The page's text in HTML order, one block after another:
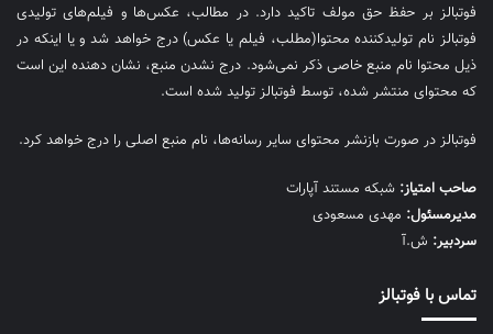
فوتبالز بر حفظ حق مولف تاکید دارد. در مطالب، عکس‌ها و فیلم‌های تولیدی
فوتبالز نام تولیدکننده محتوا(مطلب، فیلم یا عکس) درج خواهد شد و یا اینکه در
ذیل محتوا نام منبع خاصی ذکر نمی‌‎شود. درج نشدن منبع، نشان دهنده این است
که محتوای منتشر شده، توسط فوتبالز تولید شده است.
فوتبالز در صورت بازنشر محتوای سایر رسانه‌ها، نام منبع اصلی را درج خواهد کرد.
صاحب امتیاز: شبکه مستند آپارات
مديرمسئول: مهدی مسعودی
سردبیر: ش.آ
تماس با فوتبالز